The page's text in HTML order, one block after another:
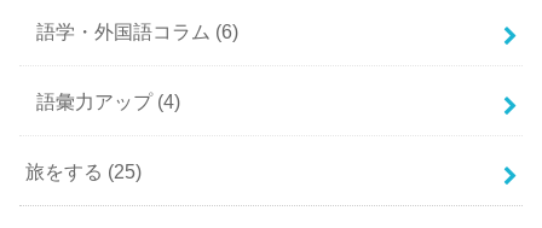
語学・外国語コラム (6)
語彙力アップ (4)
旅をする (25)